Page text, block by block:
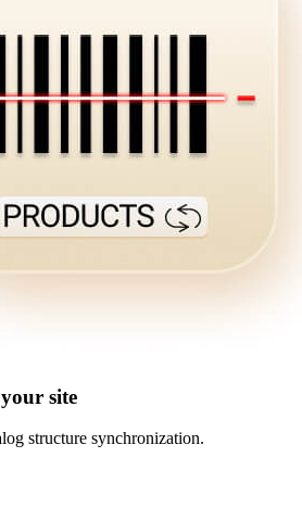
site
structure synchronization.